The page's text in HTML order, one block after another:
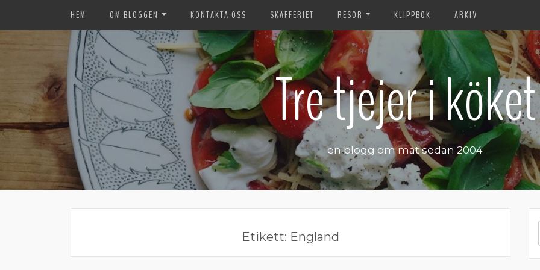
HEM OM BLOGGEN KONTAKTA OSS SKAFFERIET RESOR KLIPPBOK ARKIV
Tre tjejer i köket
en blogg om mat sedan 2004
Etikett: England